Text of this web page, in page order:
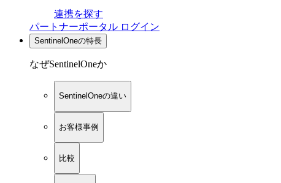
連携を探す
パートナーポータル ログイン
SentinelOneの特長
なぜSentinelOneか
SentinelOneの違い
お客様事例
比較